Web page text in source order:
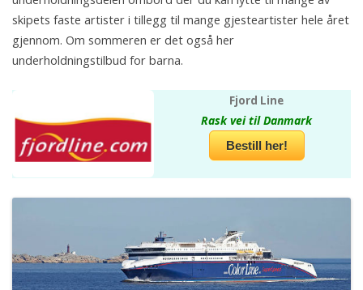
skipets faste artister i tillegg til mange gjesteartister hele året
gjennom. Om sommeren er det også her
underholdningstilbud for barna.
Fjord Line
Rask vei til Danmark
Bestill her!